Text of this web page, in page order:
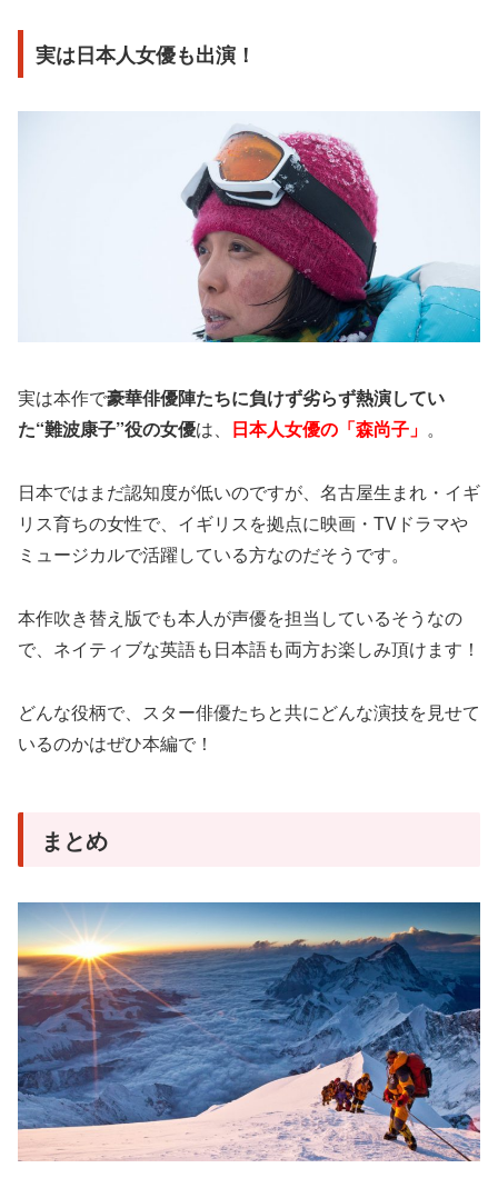
実は日本人女優も出演！
実は本作で豪華俳優陣たちに負けず劣らず熱演してい
た“難波康子”役の女優は、 日本人女優の「森尚子」 。
日本ではまだ認知度が低いのですが、名古屋生まれ・イギ
リス育ちの女性で、イギリスを拠点に映画・TVドラマや
ミュージカルで活躍している方なのだそうです。
本作吹き替え版でも本人が声優を担当しているそうなの
で、ネイティブな英語も日本語も両方お楽しみ頂けます！
どんな役柄で、スター俳優たちと共にどんな演技を見せて
いるのかはぜひ本編で！
まとめ